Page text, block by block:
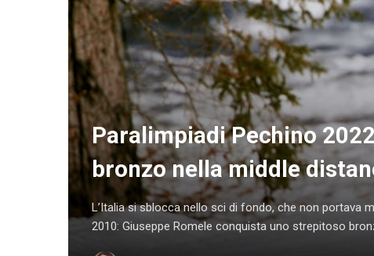
Paralimpiadi Pechino
bronzo nella middle
L’Italia si sblocca nello sci di fondo, che non portava
2010: Giuseppe Romele conquista uno strepitoso